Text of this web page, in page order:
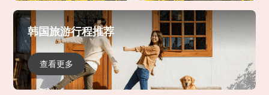
韩国旅游行程推荐
查看更多